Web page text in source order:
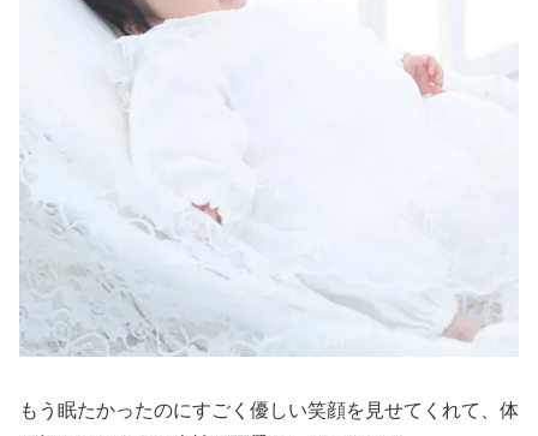
もう眠たかったのにすごく優しい笑顔を見せてくれて、体